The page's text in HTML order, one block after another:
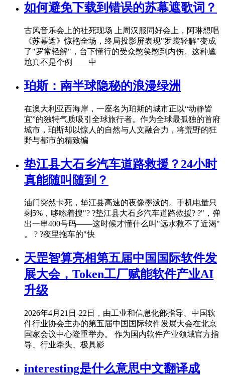
如何避免下载到错误的苏幕遮歌词？
古风音乐会上的社死现场 上周汉服同好会上，阿琳想唱
《苏幕遮》惊艳全场，终局投影屏表现"罗裳轻解"变成
了"罗常轻解"，台下懂行的受众憋笑憋到内伤。这种尴
尬真不是个例——中
珀斯：南半球隐秘的浪漫绿洲
在澳大利亚西海岸，一座名为珀斯的城市正以“动静皆
宜”的独特气质吸引全球旅行者。作为全球最孤独的首府
城市，珀斯却以惊人的自然与人文融合力，将荒野的狂
野与都市的精致编
垫江县大石乡汽车道路救援？24小时
真能随叫随到？
油门突然卡死，垫江县高速的夜像墨泼的。手机电量只
剩5%，哆嗦着搜"? ?垫江县大石乡汽车道路救援? ?"，弹
出一串400号码——这时候才懂什么叫"远水救不了近渴"
。 ? ?夜里拖车的"快
天罡智算亮相第五届中国国际软件发
展大会，Token工厂赋能软件产业AI
升级
2026年4月21日-22日，由工业和信息化部指导、中国软
件行业协会主办的第五届中国国际软件发展大会在北京
国家会议中心隆重举办。 作为国内软件产业领域官方指
导、行业牵头、极具影
interesting是什么意思中文翻译成